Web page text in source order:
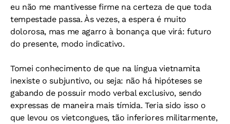
eu não me mantivesse firme na certeza de que toda
tempestade passa. Às vezes, a espera é muito
dolorosa, mas me agarro à bonança que virá: futuro
do presente, modo indicativo.
Tomei conhecimento de que na língua vietnamita
inexiste o subjuntivo, ou seja: não há hipóteses se
gabando de possuir modo verbal exclusivo, sendo
expressas de maneira mais tímida. Teria sido isso o
que levou os vietcongues, tão inferiores militarmente,